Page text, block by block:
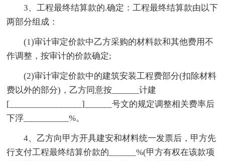
3、工程最终结算款的.确定：工程最终结算款由以下
两部分组成：
(1)审计审定价款中乙方采购的材料款和其他费用不
作调整，按审计的价款确定;
(2)审计审定价款中的建筑安装工程费部分(扣除材料
费以外的部分)，乙方同意按______计建
[________________]______号文的规定调整相关费率后
下浮__________%。
4、乙方向甲方开具建安和材料统一发票后，甲方先
行支付工程最终结算价款的______%(甲方有权在该款项